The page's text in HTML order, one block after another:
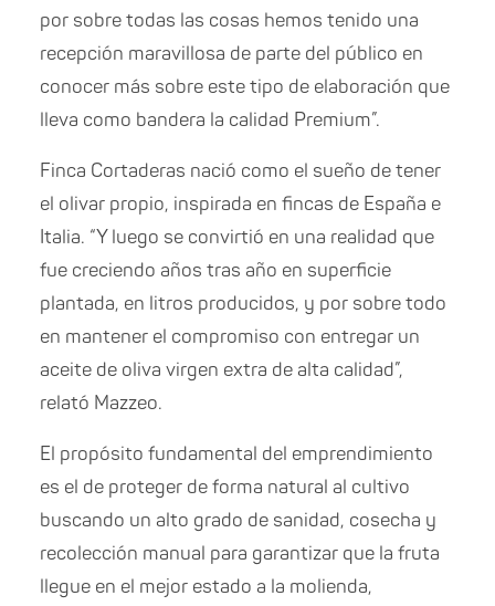
por sobre todas las cosas hemos tenido una
recepción maravillosa de parte del público en
conocer más sobre este tipo de elaboración que
lleva como bandera la calidad Premium”.
Finca Cortaderas nació como el sueño de tener
el olivar propio, inspirada en fincas de España e
Italia. “Y luego se convirtió en una realidad que
fue creciendo años tras año en superficie
plantada, en litros producidos, y por sobre todo
en mantener el compromiso con entregar un
aceite de oliva virgen extra de alta calidad”,
relató Mazzeo.
El propósito fundamental del emprendimiento
es el de proteger de forma natural al cultivo
buscando un alto grado de sanidad, cosecha y
recolección manual para garantizar que la fruta
llegue en el mejor estado a la molienda,